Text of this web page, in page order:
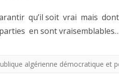
guerre
1962,
avons
qu’il soit vrai mais
en sont
algérienne démocratique et